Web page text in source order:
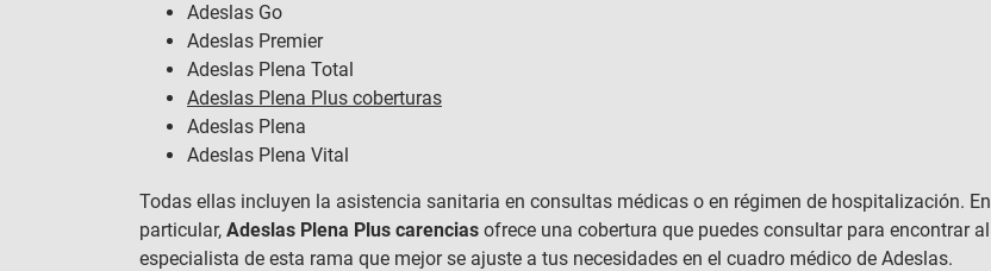
Adeslas Go
Adeslas Premier
Adeslas Plena Total
Adeslas Plena Plus coberturas
Adeslas Plena
Adeslas Plena Vital
Todas ellas incluyen la asistencia sanitaria en consultas médicas o en régimen de hospitalización. En
particular, Adeslas Plena Plus carencias ofrece una cobertura que puedes consultar para encontrar al
especialista de esta rama que mejor se ajuste a tus necesidades en el cuadro médico de Adeslas.